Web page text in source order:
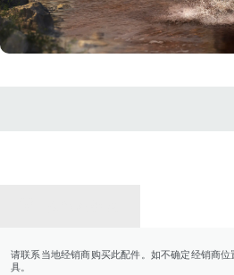
请联系当地经销商购买此配件。如不确定经销商
具。